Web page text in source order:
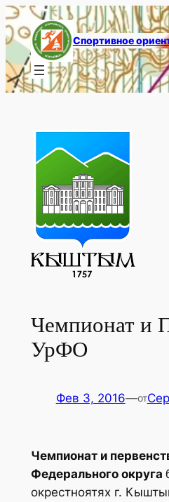
Перейти
к
содержимому
Спортивное
Чемпионат и
УрФО
Фев 3, 2016—от
Чемпионат и
Федерального округа
окрестноятях г.